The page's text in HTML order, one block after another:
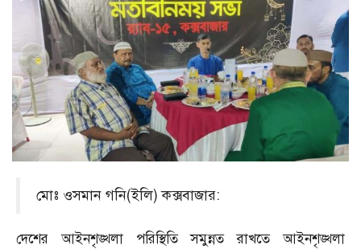
মোঃ ওসমান গনি(ইলি) কক্সবাজার:
দেশের আইনশৃঙ্খলা পরিস্থিতি সমুন্নত রাখতে আইনশৃঙ্খলা